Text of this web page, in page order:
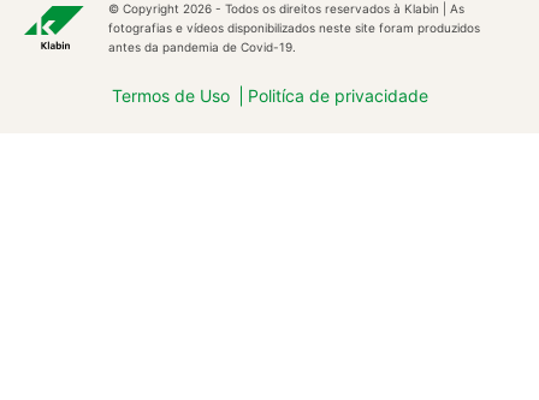
© Copyright 2026 - Todos os direitos reservados à Klabin | As
fotografias e vídeos disponibilizados neste site foram produzidos
antes da pandemia de Covid-19.
Termos de Uso Politíca de privacidade